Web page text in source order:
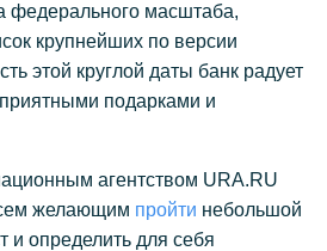
федерального масштаба,
крупнейших по версии
этой круглой даты банк радует
подарками и
агентством URA.RU
желающим пройти небольшой
и определить для себя